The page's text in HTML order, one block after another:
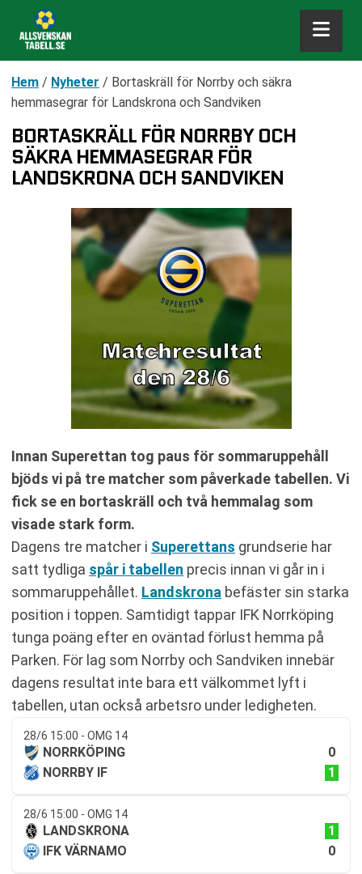
Hem / Nyheter / Bortaskräll för Norrby och säkra
hemmasegrar för Landskrona och Sandviken
BORTASKRÄLL FÖR NORRBY OCH
SÄKRA HEMMASEGRAR FÖR
LANDSKRONA OCH SANDVIKEN
Innan Superettan tog paus för sommaruppehåll
bjöds vi på tre matcher som påverkade tabellen. Vi
fick se en bortaskräll och två hemmalag som
visade stark form.
Dagens tre matcher i Superettans grundserie har
satt tydliga spår i tabellen precis innan vi går in i
sommaruppehållet. Landskrona befäster sin starka
position i toppen. Samtidigt tappar IFK Norrköping
tunga poäng efter en oväntad förlust hemma på
Parken. För lag som Norrby och Sandviken innebär
dagens resultat inte bara ett välkommet lyft i
tabellen, utan också arbetsro under ledigheten.
28/6 15:00 - OMG 14
NORRKÖPING
0
NORRBY IF
1
28/6 15:00 - OMG 14
LANDSKRONA
1
IFK VÄRNAMO
0